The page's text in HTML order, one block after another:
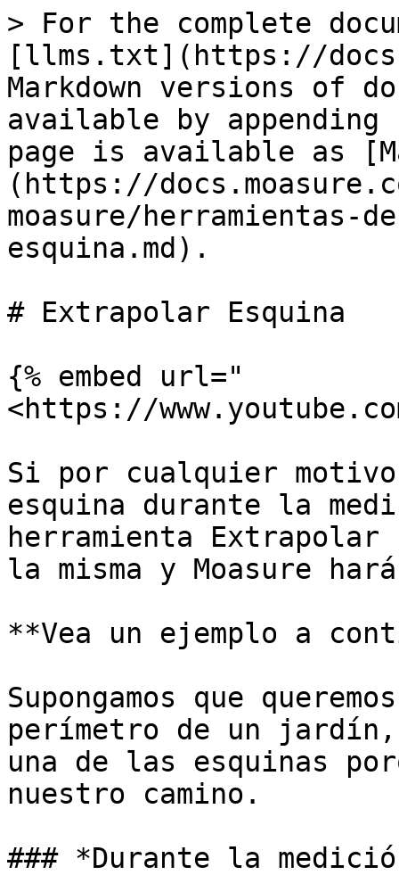
> For the complete
[llms.txt](https://
Markdown versions of
available by
page is available as
(https://
moasure/herramientas-
esquina.md).
# Extrapolar Esquina
{% embed url="
<https://
Si por cualquier motivo
esquina durante la
herramienta
la misma y Moasure
**Vea un ejemplo a
Supongamos que
perímetro de un
una de las esquinas
nuestro camino.
### *Durante la